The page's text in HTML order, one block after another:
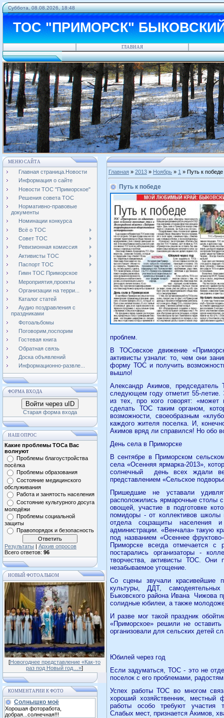
Суббота, 08.08.2026, 18:48
ТОС "ПРИМОРСК"
ГЛАВНАЯ
МЕНЮ САЙТА
Главная страница.Новости
Информация о сайте
Новости ТОС "Приморское"
Решения совета ТОС
Нормативно-правовые
документы
Номинации конкурса
Всё о ТОС
Совет ТОС
Ревизионная комиссия
Активисты ТОС
Паспорт ТОС
Гимн ТОС Приморское
Мероприятия,проекты
Организации на терри...
Каталог статей
Аудио поздравления с
праздниками
Фотоальбомы
Поговорим,поспорим
Гостевая книга
Обратная связь
Доска объявлений
Информационно-развле...
ФОРМА ВХОДА
Войти через uID
Старая форма входа
НАШ ОПРОС
Какие проблемы ТОСа Вас
волнуют
Проблемы благоустройства
посёлка
Проблемы образования
Состояние медицинского
обслуживания
Работа и занятость населения
Состояние культурного досуга
молодёжи
Проблемы социальной
защиты
Правопорядок и безопасность
Результаты | Архив опросов
Всего ответов: 96
НОВЫЙ ФОТОАЛЬБОМ
[Новогоднее представление «Как-то
раз под Новый год…»]
КОММЕНТАРИИ К ФОТО
Солнышко моё
Хорошая фоторабота,
добрая...солнечная!!!
Главная » 2013 » Ноябрь » 1 » Путь к победе
Путь к победе
проблем.
В ТОСовское движение
активисты узнали: то, чем они
форму ТОС и получить
вышло!
Александр Акимов,
следующем году отметит 55-летие.
из тех, про кого говорят:
сделать ТОС таким органом,
возможности, своеобразным
каждого жителя поселка. И,
Акимов вряд ли справился! Но обо
День села в Приморске
В сентябре в Приморском
села «Осенняя ярмарка-2013»,
солнечный
день всех ждали
представлением «Сельское
Пришедшие не уставали
расположились ярмарочные столы
овощей, участие в подготовке
помидоры - от коллективов школы
отдела соцзащиты населения
администрации. «Венчала» такую
под названием «Осеннее
Приморске всегда отмечается
постарались организаторы -
творчества, активисты ТОС. Они
незабываемое угощение.
Со сцены звучали красивейшие
культуры, ДДТ,
Быковского района Ивана
Чижова
солидные юбилеи, а также
И разве мог такой праздник
«Приморское» решили не
организовали для сельских детей
Юбилей через год
Если задуматься, ТОС - это не
поселок с его проблемами,
Успех работы ТОС во многом
хороший хозяйственник,
работы особо требуют участия
Слабых мест, признается Акимов,